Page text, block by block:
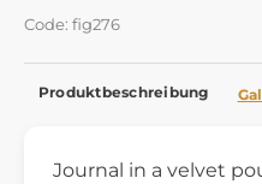
Code: fig276
Produktbeschreibung
Journal in a velvet